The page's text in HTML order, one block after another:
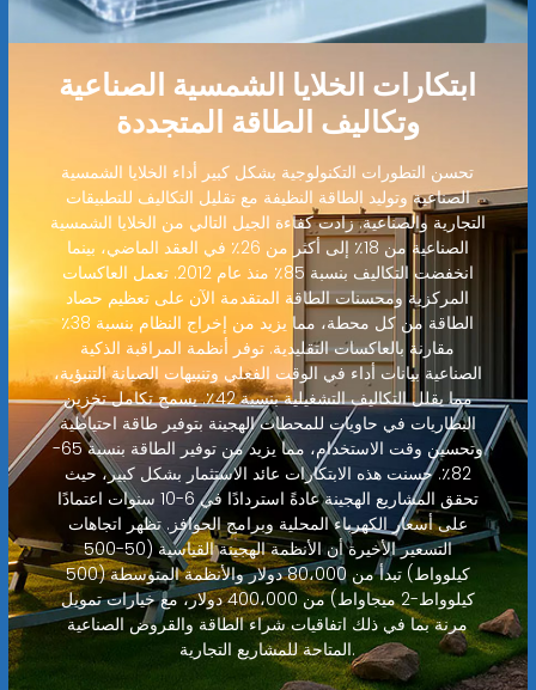
ابتكارات الخلايا الشمسية الصناعية
وتكاليف الطاقة المتجددة
تحسن التطورات التكنولوجية بشكل كبير أداء الخلايا الشمسية
الصناعية وتوليد الطاقة النظيفة مع تقليل التكاليف للتطبيقات
التجارية والصناعية. زادت كفاءة الجيل التالي من الخلايا الشمسية
الصناعية من 18٪ إلى أكثر من 26٪ في العقد الماضي، بينما
انخفضت التكاليف بنسبة 85٪ منذ عام 2012. تعمل العاكسات
المركزية ومحسنات الطاقة المتقدمة الآن على تعظيم حصاد
الطاقة من كل محطة، مما يزيد من إخراج النظام بنسبة 38٪
مقارنة بالعاكسات التقليدية. توفر أنظمة المراقبة الذكية
الصناعية بيانات أداء في الوقت الفعلي وتنبيهات الصيانة التنبؤية،
مما يقلل التكاليف التشغيلية بنسبة 42٪. يسمح تكامل تخزين
البطاريات في حاويات للمحطات الهجينة بتوفير طاقة احتياطية
وتحسين وقت الاستخدام، مما يزيد من توفير الطاقة بنسبة 65-
82٪. حسنت هذه الابتكارات عائد الاستثمار بشكل كبير، حيث
تحقق المشاريع الهجينة عادةً استردادًا في 6-10 سنوات اعتمادًا
على أسعار الكهرباء المحلية وبرامج الحوافز. تظهر اتجاهات
التسعير الأخيرة أن الأنظمة الهجينة القياسية (50-500
كيلوواط) تبدأ من 80،000 دولار والأنظمة المتوسطة (500
كيلوواط-2 ميجاواط) من 400،000 دولار، مع خيارات تمويل
مرنة بما في ذلك اتفاقيات شراء الطاقة والقروض الصناعية
المتاحة للمشاريع التجارية.